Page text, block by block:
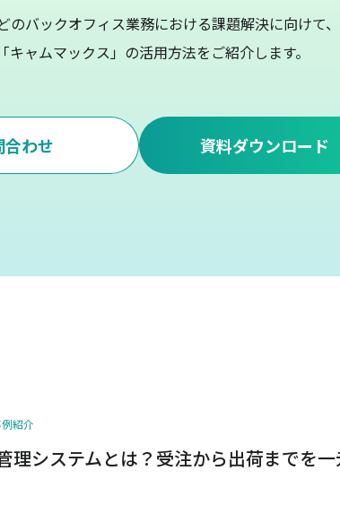
のバックオフィス業務における課題解決に向けて
キャムマックス」の活用方法をご紹介します。
合わせ 資料ダウンロード
紹介
理システムとは？受注から出荷までを